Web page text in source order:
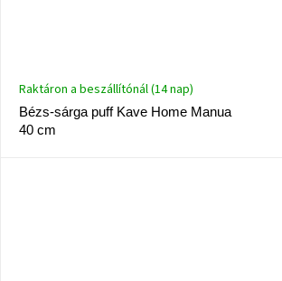
Bézs-sárga puff Kave Home Manua
40 cm
Raktáron a beszállítónál (14 nap)